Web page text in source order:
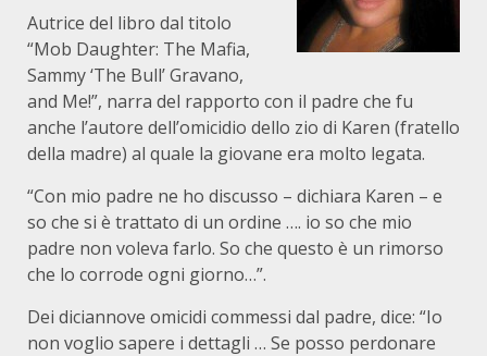
Autrice del libro dal titolo
“Mob Daughter: The Mafia,
Sammy ‘The Bull’ Gravano,
and Me!”, narra del rapporto con il padre che fu
anche l’autore dell’omicidio dello zio di Karen (fratello
della madre) al quale la giovane era molto legata.
“Con mio padre ne ho discusso – dichiara Karen – e
so che si è trattato di un ordine …. io so che mio
padre non voleva farlo. So che questo è un rimorso
che lo corrode ogni giorno…”.
Dei diciannove omicidi commessi dal padre, dice: “Io
non voglio sapere i dettagli … Se posso perdonare